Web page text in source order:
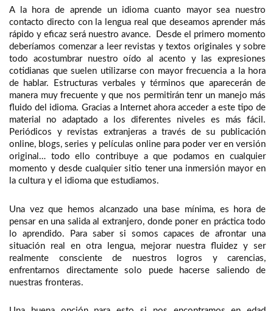
A la hora de aprende un idioma cuanto mayor sea nuestro
contacto directo con la lengua real que deseamos aprender más
rápido y eficaz será nuestro avance. Desde el primero momento
deberíamos comenzar a leer revistas y textos originales y sobre
todo acostumbrar nuestro oído al acento y las expresiones
cotidianas que suelen utilizarse con mayor frecuencia a la hora
de hablar. Estructuras verbales y términos que aparecerán de
manera muy frecuente y que nos permitirán tenr un manejo más
fluido del idioma. Gracias a Internet ahora acceder a este tipo de
material no adaptado a los diferentes niveles es más fácil.
Periódicos y revistas extranjeras a través de su publicación
online, blogs, series y películas online para poder ver en versión
original… todo ello contribuye a que podamos en cualquier
momento y desde cualquier sitio tener una inmersión mayor en
la cultura y el idioma que estudiamos.
Una vez que hemos alcanzado una base mínima, es hora de
pensar en una salida al extranjero, donde poner en práctica todo
lo aprendido. Para saber si somos capaces de afrontar una
situación real en otra lengua, mejorar nuestra fluidez y ser
realmente consciente de nuestros logros y carencias,
enfrentarnos directamente solo puede hacerse saliendo de
nuestras fronteras.